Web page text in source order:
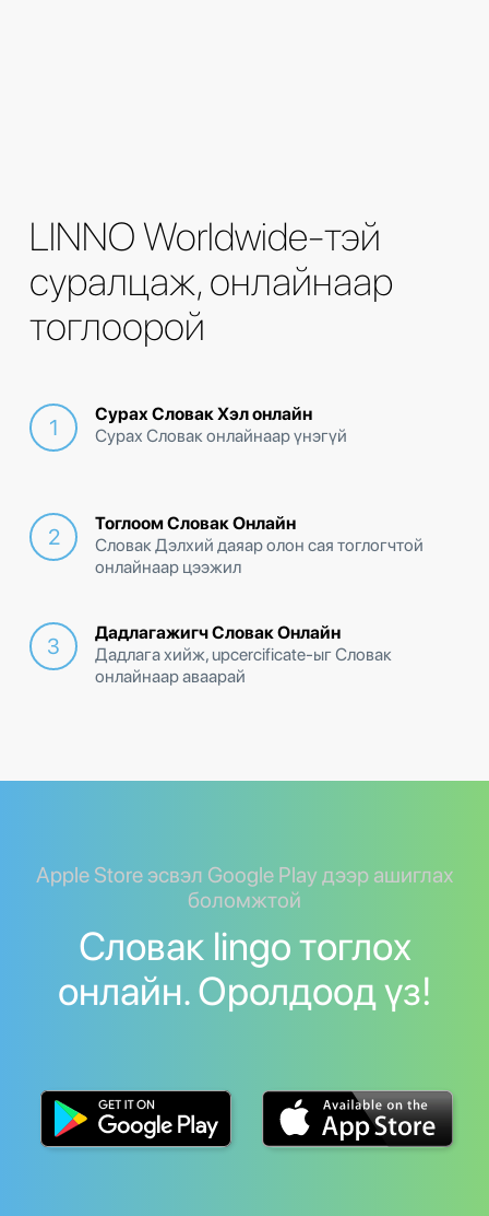
LINNO Worldwide-тэй
суралцаж, онлайнаар
тоглоорой
Сурах Словак Хэл онлайн
Сурах Словак онлайнаар үнэгүй
Тоглоом Словак Онлайн
Словак Дэлхий даяар олон сая тоглогчтой
онлайнаар цээжил
Дадлагажигч Словак Онлайн
Дадлага хийж, upcercificate-ыг Словак
онлайнаар аваарай
Apple Store эсвэл Google Play дээр ашиглах
боломжтой
Словак lingo тоглох
онлайн. Оролдоод үз!